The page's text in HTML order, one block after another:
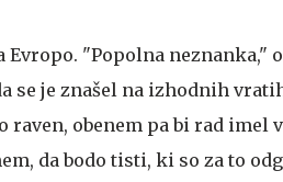
"Popolna neznanka,"
se je znašel na izhodnih
obenem pa bi rad imel
da bodo tisti, ki so za to